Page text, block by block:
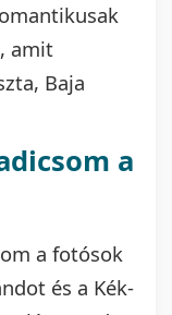
amit
Baja
a
a fotósok
és a Kék-